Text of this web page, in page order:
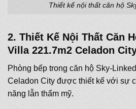
Thiết kế nội thất căn hộ
2. Thiết Kế Nội Thất Căn
Villa 221.7m2 Celadon
Phòng bếp trong căn hộ Sky-
Celadon City được thiết kế với sự
năng lẫn thẩm mỹ.